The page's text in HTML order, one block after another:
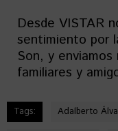
Desde VISTAR
sentimiento por
Son, y
familiares y
Tags: Adalberto